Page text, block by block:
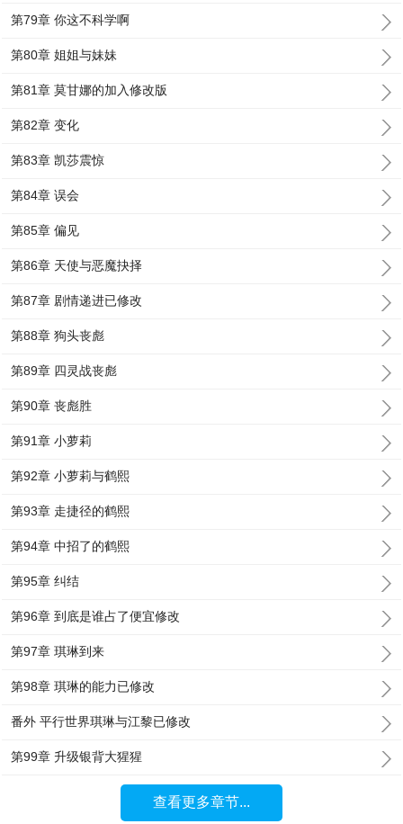
第79章 你这不科学啊
第80章 姐姐与妹妹
第81章 莫甘娜的加入修改版
第82章 变化
第83章 凯莎震惊
第84章 误会
第85章 偏见
第86章 天使与恶魔抉择
第87章 剧情递进已修改
第88章 狗头丧彪
第89章 四灵战丧彪
第90章 丧彪胜
第91章 小萝莉
第92章 小萝莉与鹤熙
第93章 走捷径的鹤熙
第94章 中招了的鹤熙
第95章 纠结
第96章 到底是谁占了便宜修改
第97章 琪琳到来
第98章 琪琳的能力已修改
番外 平行世界琪琳与江黎已修改
第99章 升级银背大猩猩
查看更多章节...